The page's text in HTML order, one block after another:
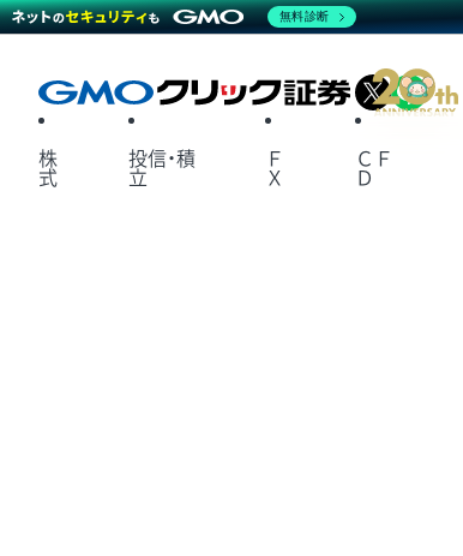
X
株
式
投信・積
立
Ｆ
Ｘ
ＣＦ
Ｄ
無料診断